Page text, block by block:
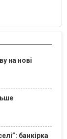
на нові
банкірка